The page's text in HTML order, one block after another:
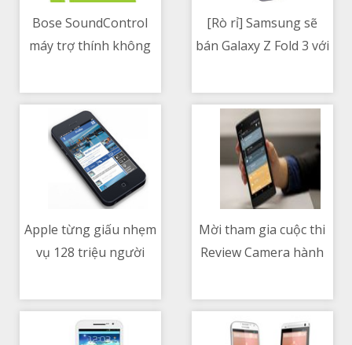
Bose SoundControl
máy trợ thính không
giá 850$
[Rò rỉ] Samsung sẽ
bán Galaxy Z Fold 3 với
không thể tồn tại
Apple từng giấu nhẹm
vụ 128 triệu người
thu thập dữ liệu
Mời tham gia cuộc thi
Review Camera hành
Tinh tế, có quà